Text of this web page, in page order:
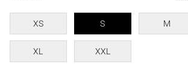
XS S M
XL XXL